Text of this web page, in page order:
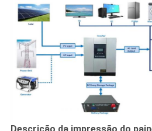
Descrição da impressão do